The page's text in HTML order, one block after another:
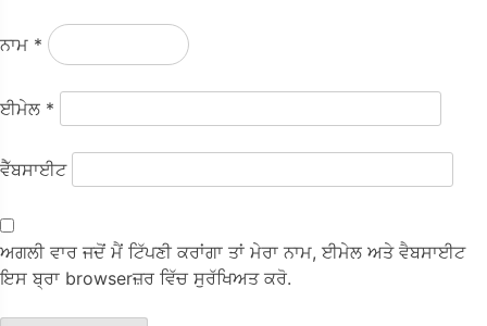
ਨਾਮ *
ਈਮੇਲ *
ਵੈੱਬਸਾਈਟ
ਅਗਲੀ ਵਾਰ ਜਦੋਂ ਮੈਂ ਟਿੱਪਣੀ ਕਰਾਂਗਾ ਤਾਂ ਮੇਰਾ ਨਾਮ, ਈਮੇਲ ਅਤੇ ਵੈਬਸਾਈਟ
ਇਸ ਬ੍ਰਾ browserਜ਼ਰ ਵਿੱਚ ਸੁਰੱਖਿਅਤ ਕਰੋ.